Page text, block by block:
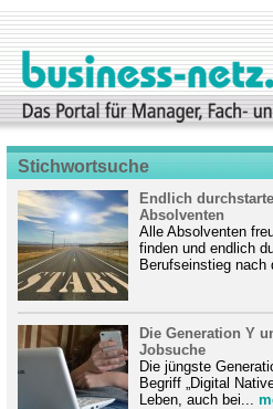
Stichwortsuche
Endlich
Absolventen
Alle Absolventen
finden und endlich
Berufseinstieg nach
Die Generation Y
Jobsuche
Die jüngste
Begriff „Digital
Leben, auch bei...